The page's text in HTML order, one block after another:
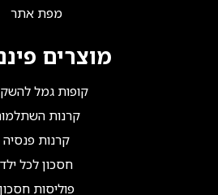
מפת אתר
מוצרים
קופות גמל
קרנות
קרנות פנסיה
חסכון לכל ילד
פוליסות חסכון